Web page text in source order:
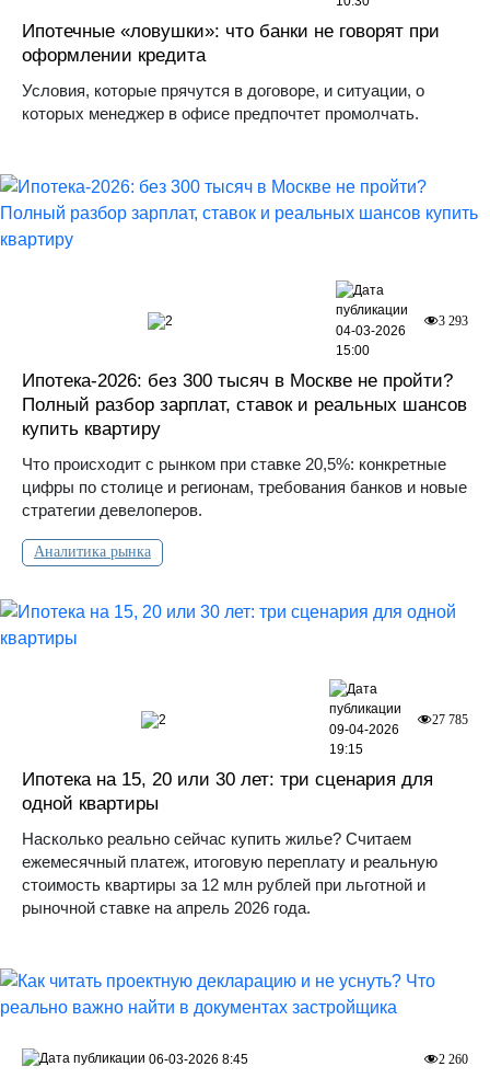
Ипотечные «ловушки»: что банки не говорят при
оформлении кредита
Условия, которые прячутся в договоре, и ситуации, о
которых менеджер в офисе предпочтет промолчать.
Ипотека-2026: без 300 тысяч в Москве не пройти?
Полный разбор зарплат, ставок и реальных шансов
купить квартиру
Что происходит с рынком при ставке 20,5%: конкретные
цифры по столице и регионам, требования банков и новые
стратегии девелоперов.
Аналитика рынка
2 3 293
04-03-2026
15:00
Ипотека на 15, 20 или 30 лет: три сценария для
одной квартиры
Насколько реально сейчас купить жилье? Считаем
ежемесячный платеж, итоговую переплату и реальную
стоимость квартиры за 12 млн рублей при льготной и
рыночной ставке на апрель 2026 года.
2 27 785
09-04-2026
19:15
2 260
06-03-2026 8:45